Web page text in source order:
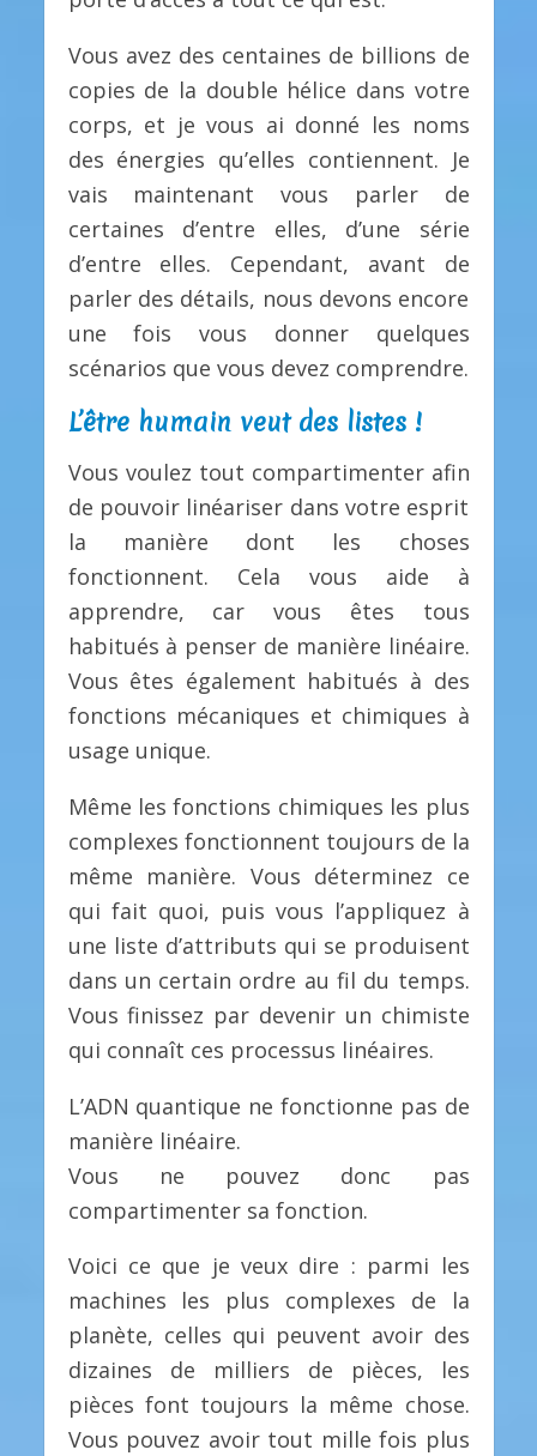
Vous avez des centaines de billions de
copies de la double hélice dans votre
corps, et je vous ai donné les noms
des énergies qu’elles contiennent. Je
vais maintenant vous parler de
certaines d’entre elles, d’une série
d’entre elles. Cependant, avant de
parler des détails, nous devons encore
une fois vous donner quelques
scénarios que vous devez comprendre.
L’être humain veut des listes !
Vous voulez tout compartimenter afin
de pouvoir linéariser dans votre esprit
la manière dont les choses
fonctionnent. Cela vous aide à
apprendre, car vous êtes tous
habitués à penser de manière linéaire.
Vous êtes également habitués à des
fonctions mécaniques et chimiques à
usage unique.
Même les fonctions chimiques les plus
complexes fonctionnent toujours de la
même manière. Vous déterminez ce
qui fait quoi, puis vous l’appliquez à
une liste d’attributs qui se produisent
dans un certain ordre au fil du temps.
Vous finissez par devenir un chimiste
qui connaît ces processus linéaires.
L’ADN quantique ne fonctionne pas de
manière linéaire.
Vous ne pouvez donc pas
compartimenter sa fonction.
Voici ce que je veux dire : parmi les
machines les plus complexes de la
planète, celles qui peuvent avoir des
dizaines de milliers de pièces, les
pièces font toujours la même chose.
Vous pouvez avoir tout mille fois plus